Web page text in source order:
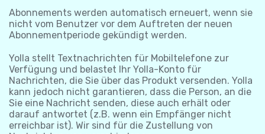
Abonnements werden automatisch erneuert, wenn sie
nicht vom Benutzer vor dem Auftreten der neuen
Abonnementperiode gekündigt werden.
Yolla stellt Textnachrichten für Mobiltelefone zur
Verfügung und belastet Ihr Yolla-Konto für
Nachrichten, die Sie über das Produkt versenden. Yolla
kann jedoch nicht garantieren, dass die Person, an die
Sie eine Nachricht senden, diese auch erhält oder
darauf antwortet (z.B. wenn ein Empfänger nicht
erreichbar ist). Wir sind für die Zustellung von